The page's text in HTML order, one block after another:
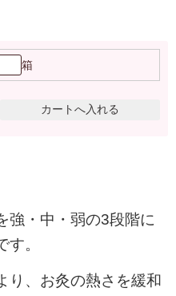
箱
強・中・弱の3段階に
。
り、お灸の熱さを緩和